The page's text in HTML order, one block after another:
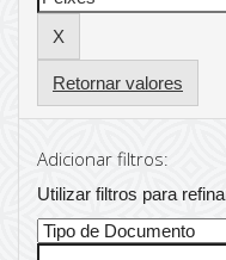
Retornar valores
Adicionar filtros:
Utilizar filtros para